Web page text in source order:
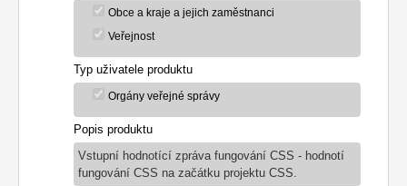
Obce a kraje a jejich zaměstnanci
Veřejnost
Typ uživatele produktu
Orgány veřejné správy
Popis produktu
Vstupní hodnotící zpráva fungování CSS - hodnotí
fungování CSS na začátku projektu CSS.